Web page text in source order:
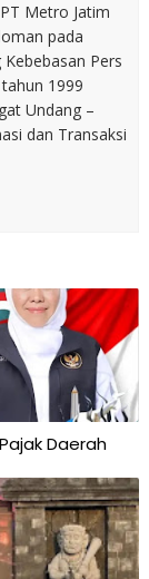
Metro Jatim
pada
Pers
1999
Undang –
dan Transaksi
Daerah